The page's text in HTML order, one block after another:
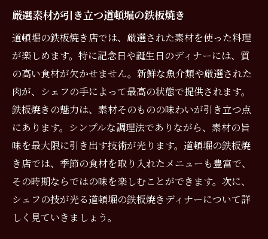
厳選素材が引き立つ道頓堀の鉄板焼き
道頓堀の鉄板焼き店では、厳選された素材を使った料理
が楽しめます。特に記念日や誕生日のディナーには、質
の高い食材が欠かせません。新鮮な魚介類や厳選された
肉が、シェフの手によって最高の状態で提供されます。
鉄板焼きの魅力は、素材そのものの味わいが引き立つ点
にあります。シンプルな調理法でありながら、素材の旨
味を最大限に引き出す技術が光ります。道頓堀の鉄板焼
き店では、季節の食材を取り入れたメニューも豊富で、
その時期ならではの味を楽しむことができます。次に、
シェフの技が光る道頓堀の鉄板焼きディナーについて詳
しく見ていきましょう。